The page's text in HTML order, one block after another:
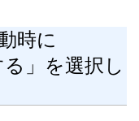
時に
る」を選択し